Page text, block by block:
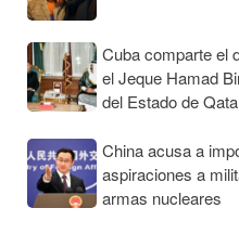
Cuba comparte el
el Jeque Hamad
del Estado de
China acusa a
aspiraciones a
armas nucleares